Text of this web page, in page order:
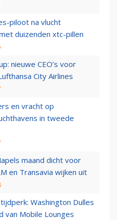
piloot na vlucht
duizenden xtc-pillen
nieuwe CEO’s voor
City Airlines
en vracht op
in tweede
maand dicht voor
en Transavia wijken uit
Washington Dulles
van Mobile Lounges